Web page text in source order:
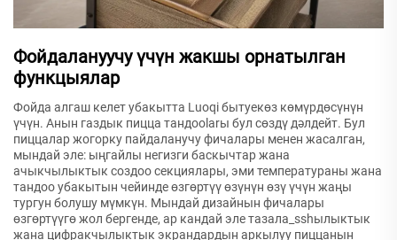
Фойдалануучу үчүн жакшы орнатылган
функцыялар
Фойда алгаш келет убакытта Luoqi бытуекөз көмүрдөсүнүн
үчүн. Анын газдык пицца тандоolarы бул сөздү дәлдейт. Бул
пиццалар жогорку пайдаланучу фичалары менен жасалган,
мындай эле: ыңгайлы негизги баскычтар жана
ачыкчылыктык создоо секциялары, эми температураны жана
тандоо убакытын чейинде өзгөртүү өзүнүн өзү үчүн жаңы
тургун болушу мүмкүн. Мындай дизайнын фичалары
өзгөртүүгө жол бергенде, ар кандай эле тазала_sshылыктык
жана цифракчылыктык экрандардын аркылуу пиццанын